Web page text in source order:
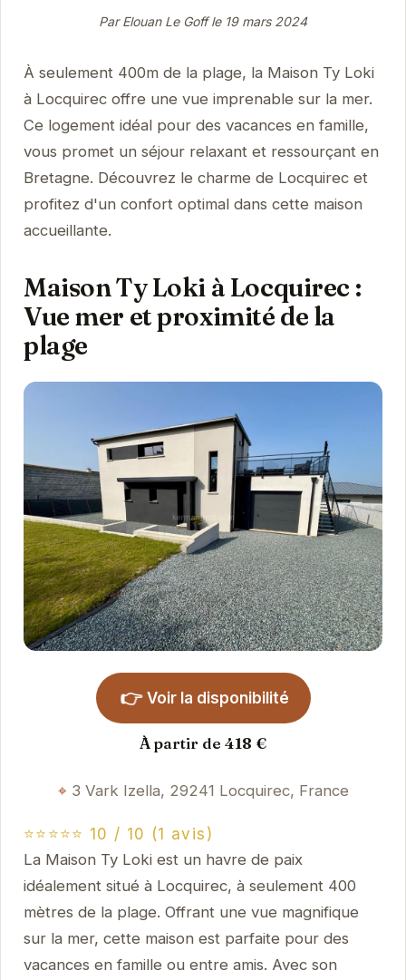
Par Elouan Le Goff le 19 mars 2024
À seulement 400m de la plage, la Maison Ty Loki
à Locquirec offre une vue imprenable sur la mer.
Ce logement idéal pour des vacances en famille,
vous promet un séjour relaxant et ressourçant en
Bretagne. Découvrez le charme de Locquirec et
profitez d'un confort optimal dans cette maison
accueillante.
Maison Ty Loki à Locquirec :
Vue mer et proximité de la
plage
👉 Voir la disponibilité
À partir de 418 €
3 Vark Izella, 29241 Locquirec, France
⭐⭐⭐⭐⭐ 10 / 10 (1 avis)
La Maison Ty Loki est un havre de paix
idéalement situé à Locquirec, à seulement 400
mètres de la plage. Offrant une vue magnifique
sur la mer, cette maison est parfaite pour des
vacances en famille ou entre amis. Avec son